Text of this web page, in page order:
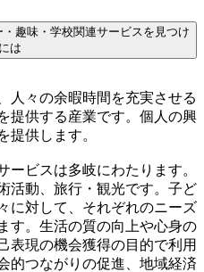
趣味・学校関連サービスを見つけ
は
人々の余暇時間を充実させる
提供する産業です。個人の興
提供します。
ービスは多岐にわたります。
活動、旅行・観光です。子ど
に対して、それぞれのニーズ
す。生活の質の向上や心身の
表現の機会獲得の目的で利用
的つながりの促進、地域経済